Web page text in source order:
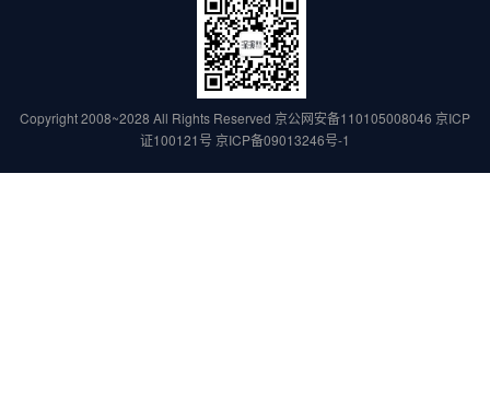
Copyright 2008~2028 All Rights Reserved 京公网安备110105008046 京ICP
证100121号 京ICP备09013246号-1